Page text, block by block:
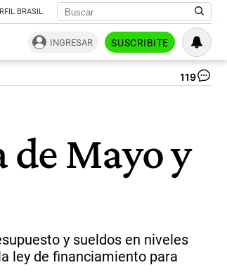
BRASIL
INGRESAR SUSCRIBITE
119
Mayo y
y sueldos en niveles
ley de financiamiento para